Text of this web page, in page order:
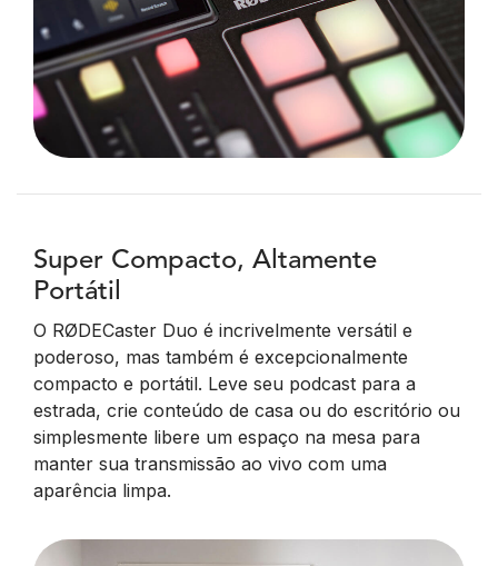
Super Compacto, Altamente
Portátil
O RØDECaster Duo é incrivelmente versátil e
poderoso, mas também é excepcionalmente
compacto e portátil. Leve seu podcast para a
estrada, crie conteúdo de casa ou do escritório ou
simplesmente libere um espaço na mesa para
manter sua transmissão ao vivo com uma
aparência limpa.